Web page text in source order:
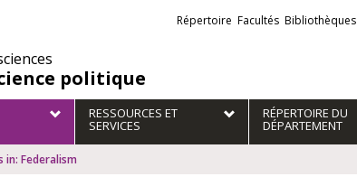
politique
Liens
externes
Répertoire Facultés Bibliothèques
RESSOURCES ET
SERVICES
RÉPERTOIRE DU
DÉPARTEMENT
in: Federalism